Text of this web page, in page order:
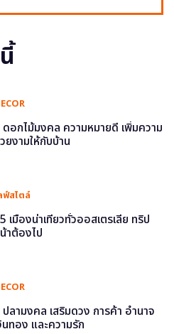
อกไม้มงคล ความหมายดี เพิ่มความ
ยงามให้กับบ้าน
ฟ์สไตล์
เมืองน่าเที่ยวทั่วออสเตรเลีย ทริป
าต้องไป
ปลามงคล เสริมดวง การค้า อำนาจ
นทอง และความรัก